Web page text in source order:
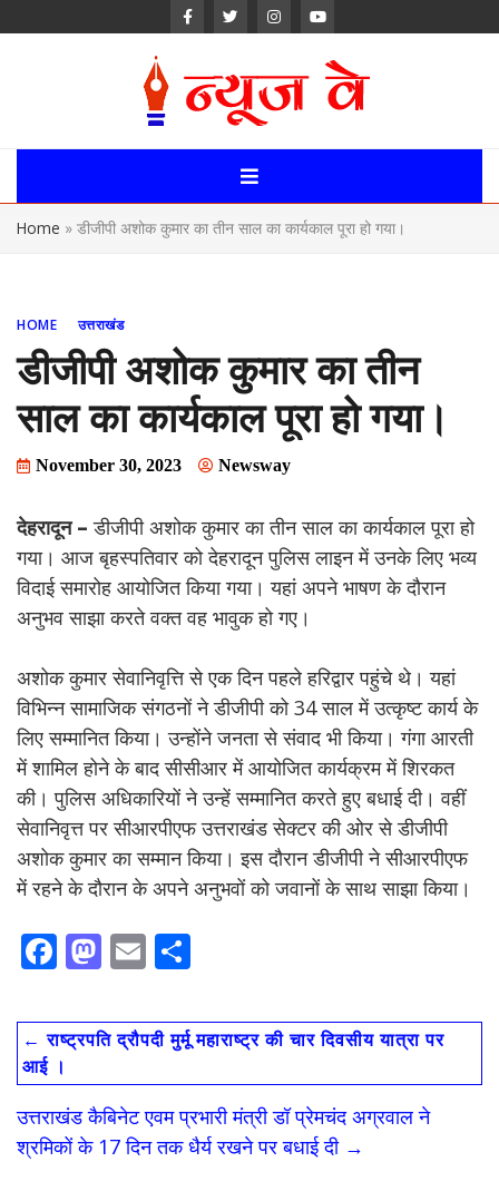
News Way:
Uttarakhand,
Delhi News
Portal
Home » डीजीपी अशोक कुमार का तीन साल का कार्यकाल पूरा हो गया।
HOME उत्तराखंड
डीजीपी अशोक कुमार का तीन
साल का कार्यकाल पूरा हो गया।
November 30, 2023 Newsway
देहरादून – डीजीपी अशोक कुमार का तीन साल का कार्यकाल पूरा हो
गया। आज बृहस्पतिवार को देहरादून पुलिस लाइन में उनके लिए भव्य
विदाई समारोह आयोजित किया गया। यहां अपने भाषण के दौरान
अनुभव साझा करते वक्त वह भावुक हो गए।
अशोक कुमार सेवानिवृत्ति से एक दिन पहले हरिद्वार पहुंचे थे। यहां
विभिन्न सामाजिक संगठनों ने डीजीपी को 34 साल में उत्कृष्ट कार्य के
लिए सम्मानित किया। उन्होंने जनता से संवाद भी किया। गंगा आरती
में शामिल होने के बाद सीसीआर में आयोजित कार्यक्रम में शिरकत
की। पुलिस अधिकारियों ने उन्हें सम्मानित करते हुए बधाई दी। वहीं
सेवानिवृत्त पर सीआरपीएफ उत्तराखंड सेक्टर की ओर से डीजीपी
अशोक कुमार का सम्मान किया। इस दौरान डीजीपी ने सीआरपीएफ
में रहने के दौरान के अपने अनुभवों को जवानों के साथ साझा किया।
F
e
b
o
o
k
M
to
d
o
n
E
ai
l
ar
e
← राष्ट्रपति द्रौपदी मुर्मू महाराष्ट्र की चार दिवसीय यात्रा पर
आई ।
उत्तराखंड कैबिनेट एवम प्रभारी मंत्री डॉ प्रेमचंद अग्रवाल ने
श्रमिकों के 17 दिन तक धैर्य रखने पर बधाई दी →